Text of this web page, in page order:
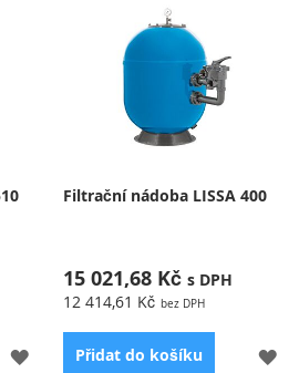
PŘIDAT
Filtrační nádoba LISSA 400
15 021,68 Kč
12 414,61 Kč
Přidat do košíku